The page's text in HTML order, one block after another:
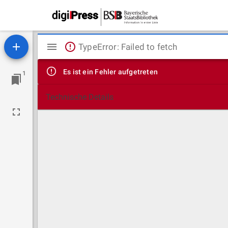
1
Mirador
Viewer
TypeError: Failed to fetch
Es ist ein Fehler aufgetreten
Technische Details